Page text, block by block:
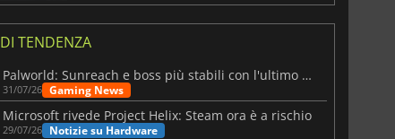
DI TENDENZA
Palworld: Sunreach e boss più stabili con l'ultimo update
31/07/26 Gaming News
Microsoft rivede Project Helix: Steam ora è a rischio
29/07/26 Notizie su Hardware